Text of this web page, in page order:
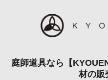
庭師道具なら【
材の販